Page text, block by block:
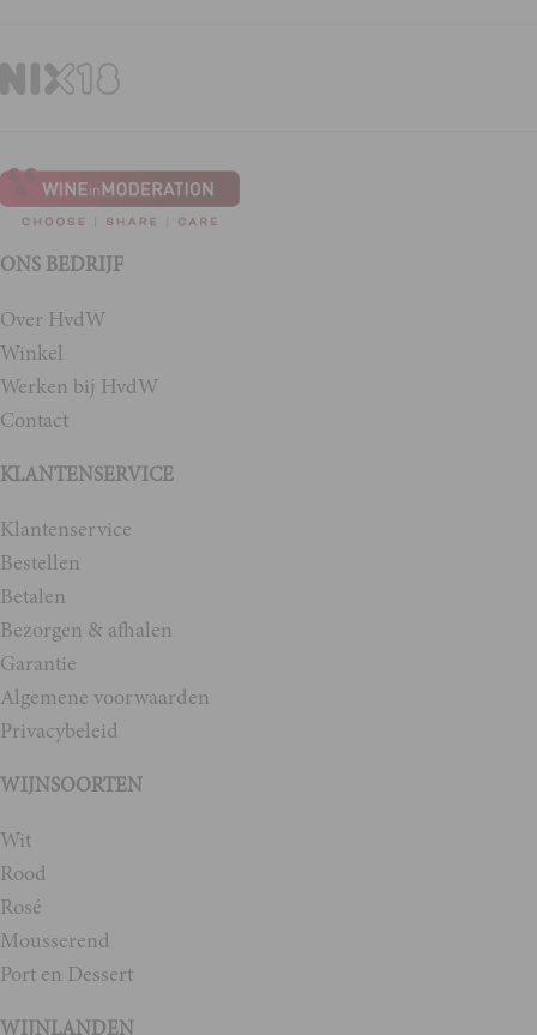
ONS BEDRIJF
Over HvdW
Winkel
Werken bij HvdW
Contact
KLANTENSERVICE
Klantenservice
Bestellen
Betalen
Bezorgen & afhalen
Garantie
Algemene voorwaarden
Privacybeleid
WIJNSOORTEN
Wit
Rood
Rosé
Mousserend
Port en Dessert
WIJNLANDEN